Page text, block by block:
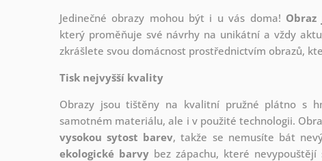
Jedinečné obrazy mohou být i u vás doma! Obraz
který proměňuje své návrhy na unikátní a vždy
zkrášlete svou domácnost prostřednictvím obrazů,
Tisk nejvyšší kvality
Obrazy jsou tištěny na kvalitní pružné plátno s
samotném materiálu, ale i v použité technologii.
vysokou sytost barev, takže se nemusíte bát
ekologické barvy bez zápachu, které